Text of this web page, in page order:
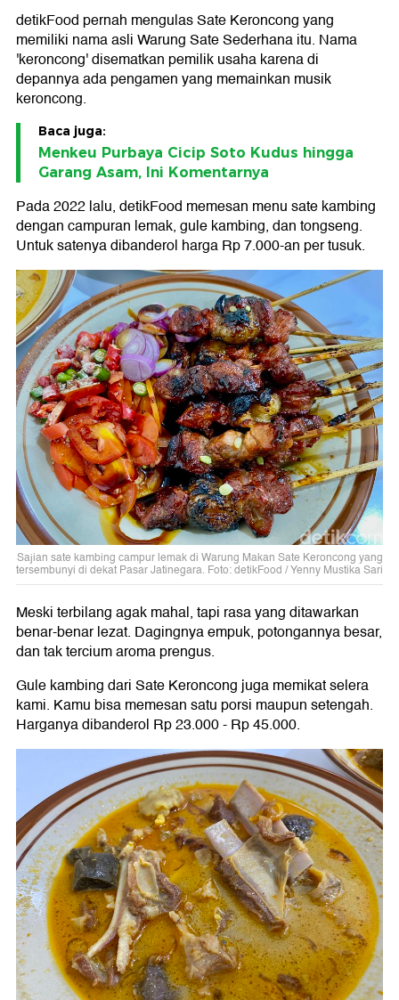
detikFood pernah mengulas Sate Keroncong yang
memiliki nama asli Warung Sate Sederhana itu. Nama
'keroncong' disematkan pemilik usaha karena di
depannya ada pengamen yang memainkan musik
keroncong.
Baca juga:
Menkeu Purbaya Cicip Soto Kudus hingga
Garang Asam, Ini Komentarnya
Pada 2022 lalu, detikFood memesan menu sate kambing
dengan campuran lemak, gule kambing, dan tongseng.
Untuk satenya dibanderol harga Rp 7.000-an per tusuk.
Sajian sate kambing campur lemak di Warung Makan Sate Keroncong yang
tersembunyi di dekat Pasar Jatinegara. Foto: detikFood / Yenny Mustika Sari
Meski terbilang agak mahal, tapi rasa yang ditawarkan
benar-benar lezat. Dagingnya empuk, potongannya besar,
dan tak tercium aroma prengus.
Gule kambing dari Sate Keroncong juga memikat selera
kami. Kamu bisa memesan satu porsi maupun setengah.
Harganya dibanderol Rp 23.000 - Rp 45.000.